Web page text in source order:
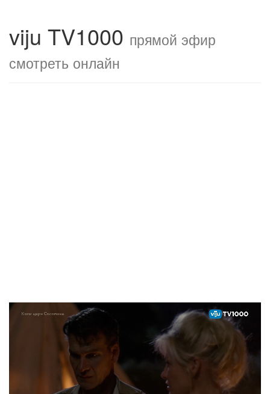
viju TV1000 прямой эфир
смотреть онлайн